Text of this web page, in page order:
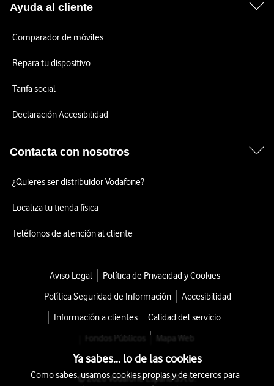
Ayuda al cliente
Comparador de móviles
Repara tu dispositivo
Tarifa social
Declaración Accesibilidad
Contacta con nosotros
¿Quieres ser distribuidor Vodafone?
Localiza tu tienda física
Teléfonos de atención al cliente
Aviso Legal
Política de Privacidad y Cookies
Política Seguridad de Información
Accesibilidad
Información a clientes
Calidad del servicio
Fondos Públicos
Mapa Web
© 2026 Vodafone España S.A.U.
Ya sabes... lo de las cookies
Como sabes, usamos cookies propias y de terceros para